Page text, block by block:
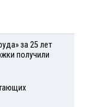
за 25 лет
получили